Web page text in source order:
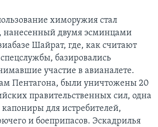
химоружия стал
нанесенный двумя эсминцами
Шайрат, где, как считают
базировались
участие в авианалете.
Пентагона, были уничтожены 20
правительственных сил, одна
для истребителей,
и боеприпасов. Эскадрилья